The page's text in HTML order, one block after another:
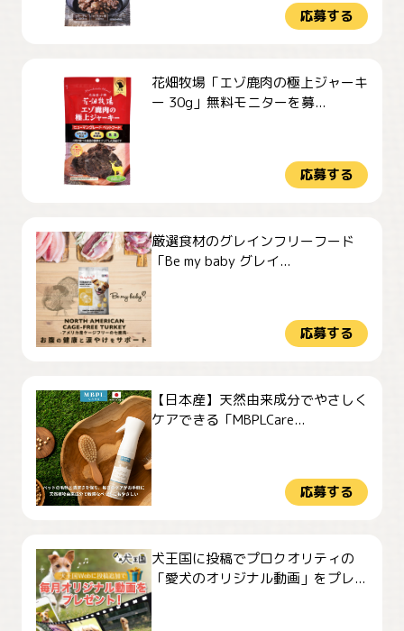
応募する
花畑牧場「エゾ鹿肉の極上ジャーキ
ー 30g」無料モニターを募...
応募する
厳選食材のグレインフリーフード
「Be my baby グレイ...
応募する
【日本産】天然由来成分でやさしく
ケアできる「MBPLCare...
応募する
犬王国に投稿でプロクオリティの
「愛犬のオリジナル動画」をプレ...